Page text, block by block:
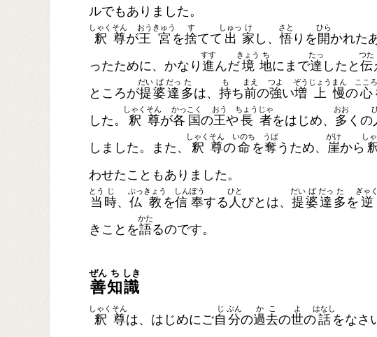
ルでもありました。
釈
しゃく
尊
そん
が王
おう
宮
きゅう
を捨
す
てて 出
しゅっ
家
け
し、悟
さと
りを 開
ひら
かれた
ったために、かなり 進
すす
んだ境
きょう
地
ち
にまで達
たっ
したと 伝
つた
ところが提
だい
婆
ば
達
だっ
多
た
は、 持
も
ち前
まえ
の強
つよ
い増
ぞう
上
じょう
慢
まん
の心
こころ
した。
釈
しゃく
尊
そん
が各
かっ
国
こく
の王
おう
や 長
ちょう
者
じゃ
をはじめ、 多
おお
くの
しました。また、 釈
しゃく
尊
そん
の命
いのち
を奪
うば
うため、 崖
がけ
から
しゃ
わせたこともありました。
当
とう
時
じ
、 仏
ぶっ
教
きょう
を信
しん
奉
ぽう
する 人
ひと
びとは、 提
だい
婆
ば
達
だっ
多
た
を 逆
ぎゃく
きことを語
かた
るのです。
善
ぜん
知
ち
識
しき
釈
しゃく
尊
そん
は、はじめにご自
じ
分
ぶん
の過
か
去
こ
の世
よ
の話
はなし
をなさ